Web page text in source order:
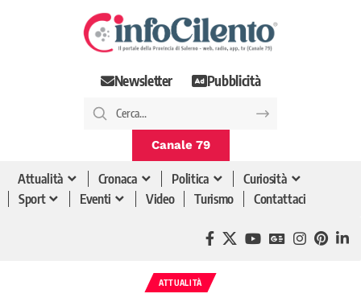
Newsletter Pubblicità
Canale 79
Attualità Cronaca Politica
Curiosità
Sport
Eventi Video Turismo Contattaci
ATTUALITÀ